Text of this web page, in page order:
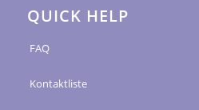
QUICK HELP
FAQ
Kontaktliste